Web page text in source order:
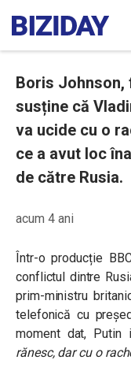
Boris
susține că
va ucide cu o
ce a avut loc
de către Rusia.
acum 4 ani
Într-o producție
conflictul dintre
prim-ministru
telefonică cu
moment dat, Putin
rănesc, dar cu o